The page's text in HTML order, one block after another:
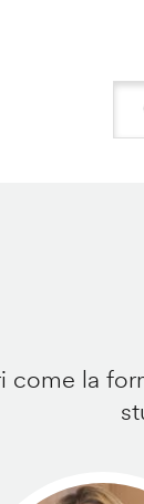
come la